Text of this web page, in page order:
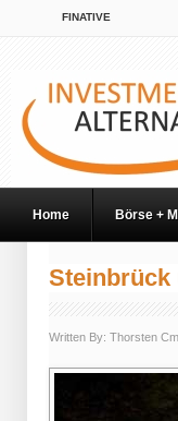
FINATIVE
Home Börse +
Steinbrück
Written By: Thorsten